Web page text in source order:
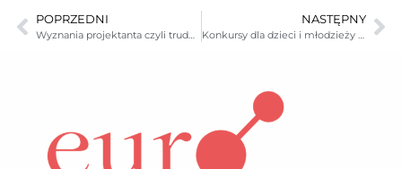
POPRZEDNI
Wyznania projektanta czyli trudna sztuka szkła – prelekcja
NASTĘPNY
Konkursy dla dzieci i młodzieży w Muzeum Karkonoskim